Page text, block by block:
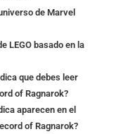
de Marvel
LEGO basado en la
que debes leer
of Ragnarok?
aparecen en el
of Ragnarok?